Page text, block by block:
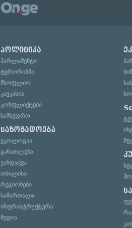
პოლიტიკა
პარლამენტი
ტერორიზმი
მსოფლიო
კავკასია
კონფლიქტები
სამხედრო
საზოგადოება
ეკოლოგია
განათლება
ჯანდაცვა
თბილისი
რეგიონები
სამართალი
ინფრასტრუქტურა
მედია